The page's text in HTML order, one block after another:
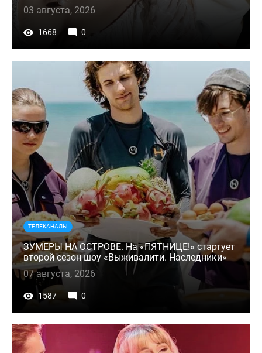
03 августа, 2026
1668 0
ТЕЛЕКАНАЛЫ
ЗУМЕРЫ НА ОСТРОВЕ. На «ПЯТНИЦЕ!» стартует
второй сезон шоу «Выживалити. Наследники»
07 августа, 2026
1587 0